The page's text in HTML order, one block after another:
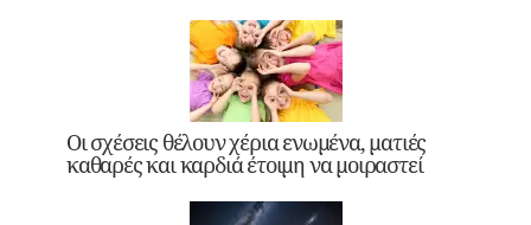
Οι σχέσεις θέλουν χέρια ενωμένα, ματιές
καθαρές και καρδιά έτοιμη να μοιραστεί